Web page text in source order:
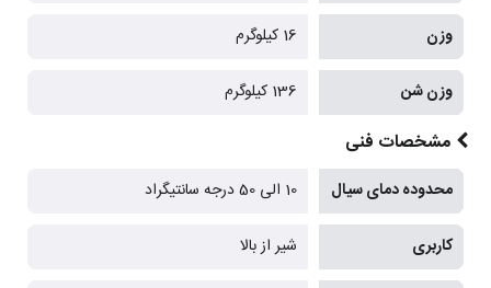
وزن 16 کیلوگرم
وزن شن 136 کیلوگرم
مشخصات فنی
محدوده دمای سیال 10 الی 50 درجه سانتیگراد
کاربری شیر از بالا